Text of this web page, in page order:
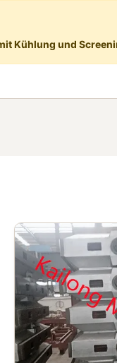
Kühlung und